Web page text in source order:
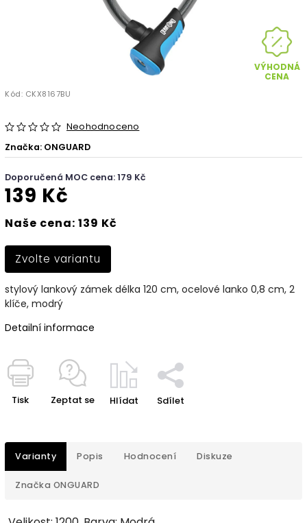
VÝHODNÁ
CENA
Kód: CKX8167BU
Neohodnoceno
Značka: ONGUARD
Doporučená MOC cena: 179 Kč
139 Kč
Naše cena: 139 Kč
Zvolte variantu
stylový lankový zámek délka 120 cm, ocelové lanko 0,8 cm, 2
klíče, modrý
Detailní informace
Tisk Zeptat se Hlídat Sdílet
Varianty Popis Hodnocení Diskuze
Značka ONGUARD